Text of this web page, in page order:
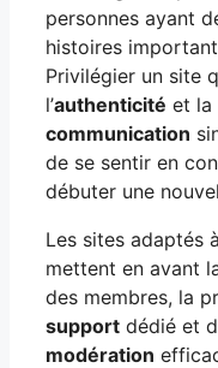
personnes ayant
histoires
Privilégier un site
l’authenticité et la
communication
de se sentir en
débuter une
Les sites adaptés
mettent en avant
des membres, la
support dédié et
modération